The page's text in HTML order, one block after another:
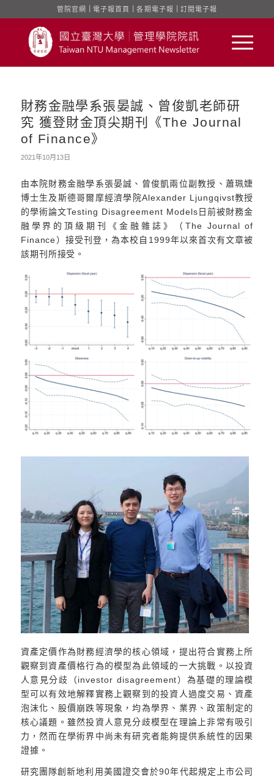
管院官網 電子報首頁 ｜各期電子報 訂閱電子報
財務金融學系張晏誠、曾俊凱老師研
究 獲登財金頂尖期刊《The Journal
of Finance》
2021年10月13日
由本院財務金融學系張晏誠、曾俊凱兩位副教授、蕭珮婕
博士生及斯德哥爾摩經濟學院Alexander Ljungqivst教授
的學術論文Testing Disagreement Models日前被財務金
融學界的頂級期刊《金融雜誌》（The Journal of
Finance）接受刊登，為本校自1999年以來首次有文章被
該期刊所接受。
資產定價作為財務經濟學的核心領域，提出符合實務上所
觀察到資產價格行為的模型為此領域的一大挑戰。以投資
人意見分歧（investor disagreement）為基礎的理論模
型可以有效地解釋實務上觀察到的投資人過度交易、資產
泡沫化、股價崩跌等現象，均為學界、業界、政策制定的
核心議題。雖然投資人意見分歧模型在理論上非常有吸引
力，然而在學術界中尚未有研究者能夠提供系統性的因果
證據。
研究團隊創新地利用美國證交會於90年代起規定上市公司